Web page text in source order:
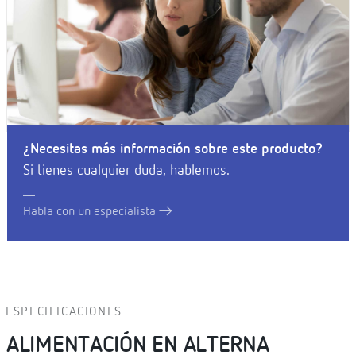
¿Necesitas más información sobre este producto?
Si tienes cualquier duda, hablemos.
Habla con un especialista
ESPECIFICACIONES
ALIMENTACIÓN EN ALTERNA